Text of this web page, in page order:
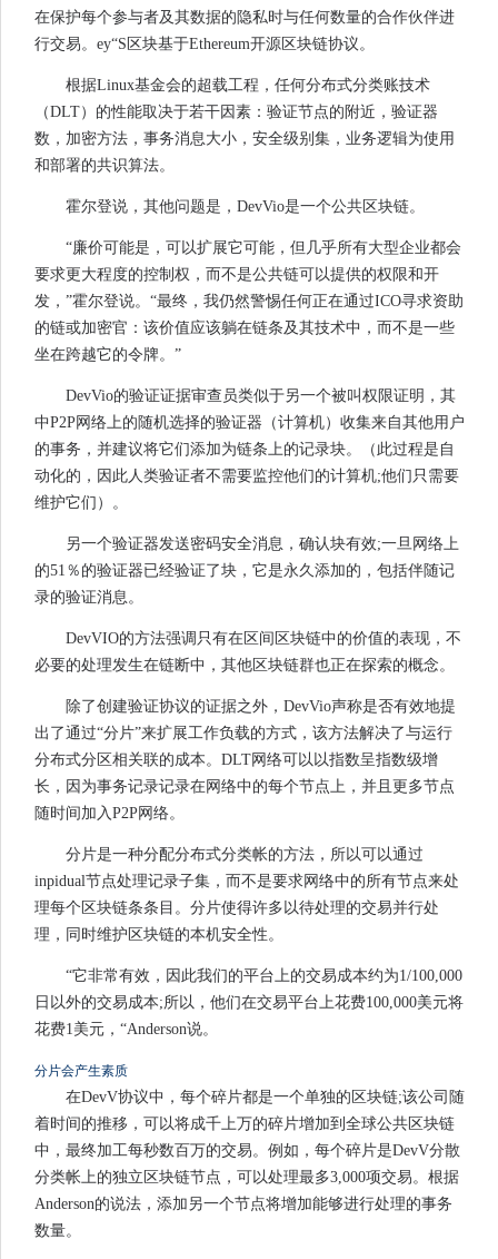
在保护每个参与者及其数据的隐私时与任何数量的合作伙伴进
行交易。ey“S区块基于Ethereum开源区块链协议。
根据Linux基金会的超载工程，任何分布式分类账技术
（DLT）的性能取决于若干因素：验证节点的附近，验证器
数，加密方法，事务消息大小，安全级别集，业务逻辑为使用
和部署的共识算法。
霍尔登说，其他问题是，DevVio是一个公共区块链。
“廉价可能是，可以扩展它可能，但几乎所有大型企业都会
要求更大程度的控制权，而不是公共链可以提供的权限和开
发，”霍尔登说。“最终，我仍然警惕任何正在通过ICO寻求资助
的链或加密官：该价值应该躺在链条及其技术中，而不是一些
坐在跨越它的令牌。”
DevVio的验证证据审查员类似于另一个被叫权限证明，其
中P2P网络上的随机选择的验证器（计算机）收集来自其他用户
的事务，并建议将它们添加为链条上的记录块。（此过程是自
动化的，因此人类验证者不需要监控他们的计算机;他们只需要
维护它们）。
另一个验证器发送密码安全消息，确认块有效;一旦网络上
的51％的验证器已经验证了块，它是永久添加的，包括伴随记
录的验证消息。
DevVIO的方法强调只有在区间区块链中的价值的表现，不
必要的处理发生在链断中，其他区块链群也正在探索的概念。
除了创建验证协议的证据之外，DevVio声称是否有效地提
出了通过“分片”来扩展工作负载的方式，该方法解决了与运行
分布式分区相关联的成本。DLT网络可以以指数呈指数级增
长，因为事务记录记录在网络中的每个节点上，并且更多节点
随时间加入P2P网络。
分片是一种分配分布式分类帐的方法，所以可以通过
inpidual节点处理记录子集，而不是要求网络中的所有节点来处
理每个区块链条条目。分片使得许多以待处理的交易并行处
理，同时维护区块链的本机安全性。
“它非常有效，因此我们的平台上的交易成本约为1/100,000
日以外的交易成本;所以，他们在交易平台上花费100,000美元将
花费1美元，“Anderson说。
分片会产生素质
在DevV协议中，每个碎片都是一个单独的区块链;该公司随
着时间的推移，可以将成千上万的碎片增加到全球公共区块链
中，最终加工每秒数百万的交易。例如，每个碎片是DevV分散
分类帐上的独立区块链节点，可以处理最多3,000项交易。根据
Anderson的说法，添加另一个节点将增加能够进行处理的事务
数量。